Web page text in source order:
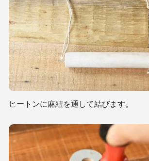
ヒートンに麻紐を通して結びます。